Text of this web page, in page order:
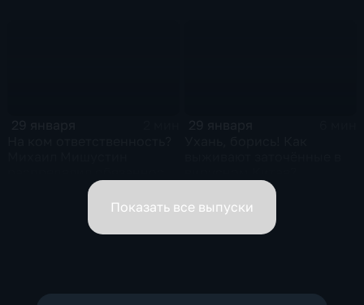
вице-премьеров
Показать все выпуски